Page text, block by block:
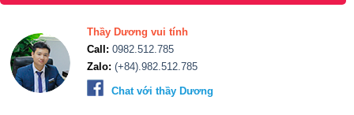
Thầy Dương vui tính
Call: 0982.512.785
Zalo: (+84).982.512.785
Chat với thầy Dương